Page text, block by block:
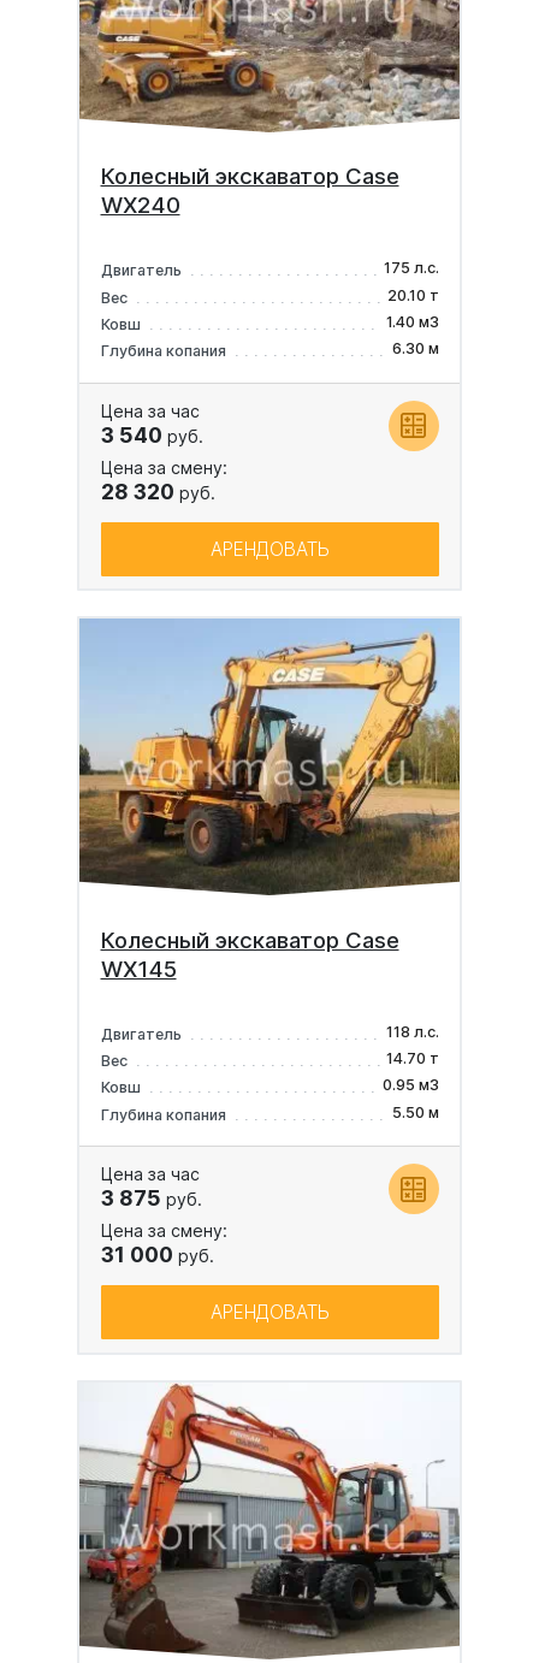
Колесный экскаватор Case
WX240
Двигатель
175 л.с.
Вес
20.10 т
Ковш
1.40 м3
Глубина копания
6.30 м
Цена за час
3 540 руб.
Цена за смену:
28 320 руб.
АРЕНДОВАТЬ
Колесный экскаватор Case
WX145
Двигатель
118 л.с.
Вес
14.70 т
Ковш
0.95 м3
Глубина копания
5.50 м
Цена за час
3 875 руб.
Цена за смену:
31 000 руб.
АРЕНДОВАТЬ